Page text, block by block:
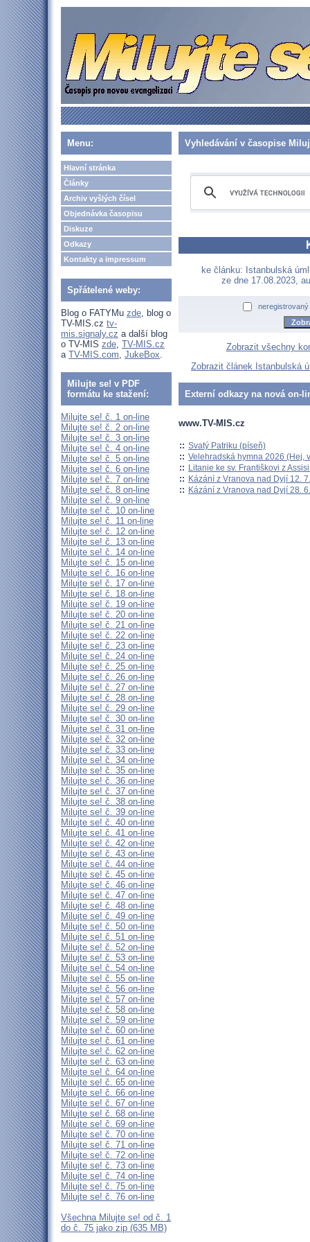
Menu:
Hlavní stránka
Články
Archiv vyšlých čísel
Objednávka časopisu
Diskuze
Odkazy
Kontakty a impressum
Spřátelené weby:
Blog o FATYMu zde, blog o
TV-MIS.cz tv-
mis.signaly.cz a další blog
o TV-MIS zde, TV-MIS.cz
a TV-MIS.com, JukeBox.
Milujte se! v PDF
formátu ke stažení:
Milujte se! č. 1 on-line
Milujte se! č. 2 on-line
Milujte se! č. 3 on-line
Milujte se! č. 4 on-line
Milujte se! č. 5 on-line
Milujte se! č. 6 on-line
Milujte se! č. 7 on-line
Milujte se! č. 8 on-line
Milujte se! č. 9 on-line
Milujte se! č. 10 on-line
Milujte se! č. 11 on-line
Milujte se! č. 12 on-line
Milujte se! č. 13 on-line
Milujte se! č. 14 on-line
Milujte se! č. 15 on-line
Milujte se! č. 16 on-line
Milujte se! č. 17 on-line
Milujte se! č. 18 on-line
Milujte se! č. 19 on-line
Milujte se! č. 20 on-line
Milujte se! č. 21 on-line
Milujte se! č. 22 on-line
Milujte se! č. 23 on-line
Milujte se! č. 24 on-line
Milujte se! č. 25 on-line
Milujte se! č. 26 on-line
Milujte se! č. 27 on-line
Milujte se! č. 28 on-line
Milujte se! č. 29 on-line
Milujte se! č. 30 on-line
Milujte se! č. 31 on-line
Milujte se! č. 32 on-line
Milujte se! č. 33 on-line
Milujte se! č. 34 on-line
Milujte se! č. 35 on-line
Milujte se! č. 36 on-line
Milujte se! č. 37 on-line
Milujte se! č. 38 on-line
Milujte se! č. 39 on-line
Milujte se! č. 40 on-line
Milujte se! č. 41 on-line
Milujte se! č. 42 on-line
Milujte se! č. 43 on-line
Milujte se! č. 44 on-line
Milujte se! č. 45 on-line
Milujte se! č. 46 on-line
Milujte se! č. 47 on-line
Milujte se! č. 48 on-line
Milujte se! č. 49 on-line
Milujte se! č. 50 on-line
Milujte se! č. 51 on-line
Milujte se! č. 52 on-line
Milujte se! č. 53 on-line
Milujte se! č. 54 on-line
Milujte se! č. 55 on-line
Milujte se! č. 56 on-line
Milujte se! č. 57 on-line
Milujte se! č. 58 on-line
Milujte se! č. 59 on-line
Milujte se! č. 60 on-line
Milujte se! č. 61 on-line
Milujte se! č. 62 on-line
Milujte se! č. 63 on-line
Milujte se! č. 64 on-line
Milujte se! č. 65 on-line
Milujte se! č. 66 on-line
Milujte se! č. 67 on-line
Milujte se! č. 68 on-line
Milujte se! č. 69 on-line
Milujte se! č. 70 on-line
Milujte se! č. 71 on-line
Milujte se! č. 72 on-line
Milujte se! č. 73 on-line
Milujte se! č. 74 on-line
Milujte se! č. 75 on-line
Milujte se! č. 76 on-line
Všechna Milujte se! od č. 1
do č. 75 jako zip (635 MB)
Vyhledávání v časopise
ke článku: Istanbulská
ze dne 17.08.2023,
Zobrazit všechny
Zobrazit článek Istanbulská
Externí odkazy na nová on-
www.TV-MIS.cz
:: Svatý Patriku (píseň)
:: Velehradská hymna 2026 (Hej,
:: Litanie ke sv. Františkovi z
:: Kázání z Vranova nad Dyjí 12.
:: Kázání z Vranova nad Dyjí 28.